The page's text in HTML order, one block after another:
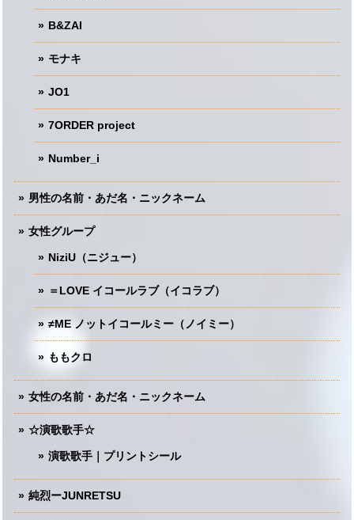
B&ZAI
モナキ
JO1
7ORDER project
Number_i
男性の名前・あだ名・ニックネーム
女性グループ
NiziU（ニジュー）
＝LOVE イコールラブ（イコラブ）
≠ME ノットイコールミー（ノイミー）
ももクロ
女性の名前・あだ名・ニックネーム
☆演歌歌手☆
演歌歌手｜プリントシール
純烈ーJUNRETSU